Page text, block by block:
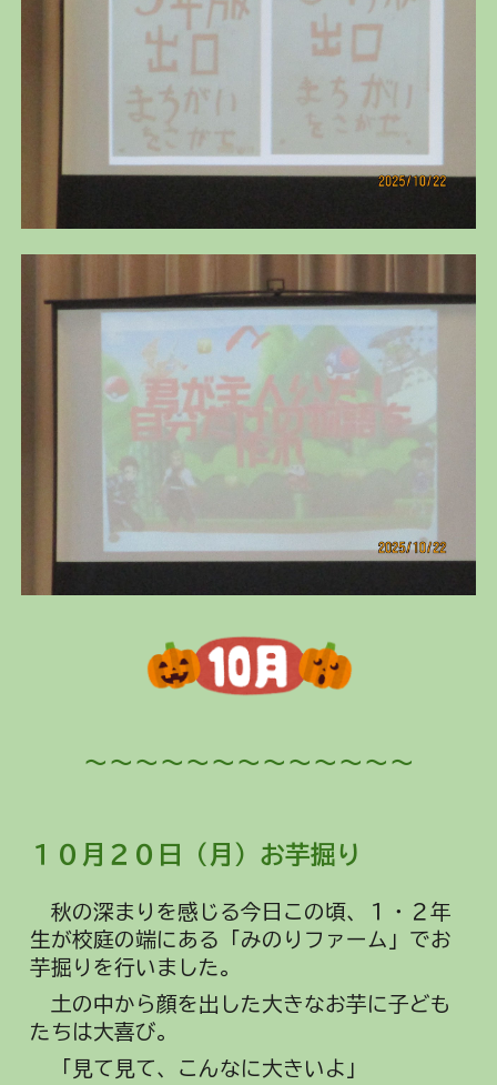
～～～～～～～～～～～～～
１０月 ２０ 日（ 月 ）お芋掘り
秋の深まりを感じる今日この頃、１・２年
生が校庭の端にある「みのりファーム」でお
芋掘りを行いました。
土の中から顔を出した大きなお芋に子ども
たちは大喜び。
「見て見て、こんなに大きいよ」